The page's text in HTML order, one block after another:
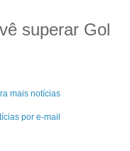
superar Gol
mais notícias
por e-mail